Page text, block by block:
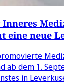
eine neue
ab dem 1.
in